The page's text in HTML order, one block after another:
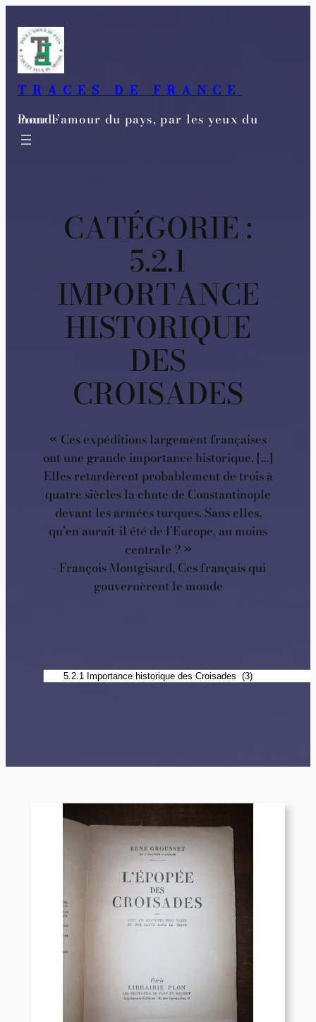
contenu
TRACES DE FRANCE
Pour l’amour du pays, par les yeux du monde
CATÉGORIE :
5.2.1
IMPORTANCE
HISTORIQUE
DES
CROISADES
« Ces expéditions largement françaises
ont une grande importance historique. […]
Elles retardèrent probablement de trois à
quatre siècles la chute de Constantinople
devant les armées turques. Sans elles,
qu’en aurait-il été de l’Europe, au moins
centrale ? »
– François Montgisard, Ces français qui
gouvernèrent le monde
Catégories